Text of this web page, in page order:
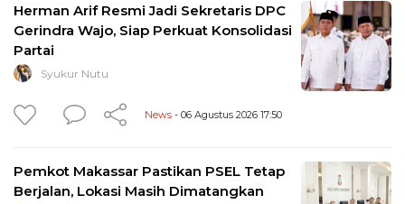
Herman Arif Resmi Jadi Sekretaris DPC
Gerindra Wajo, Siap Perkuat Konsolidasi
Partai
Syukur Nutu
News - 06 Agustus 2026 17:50
Pemkot Makassar Pastikan PSEL Tetap
Berjalan, Lokasi Masih Dimatangkan